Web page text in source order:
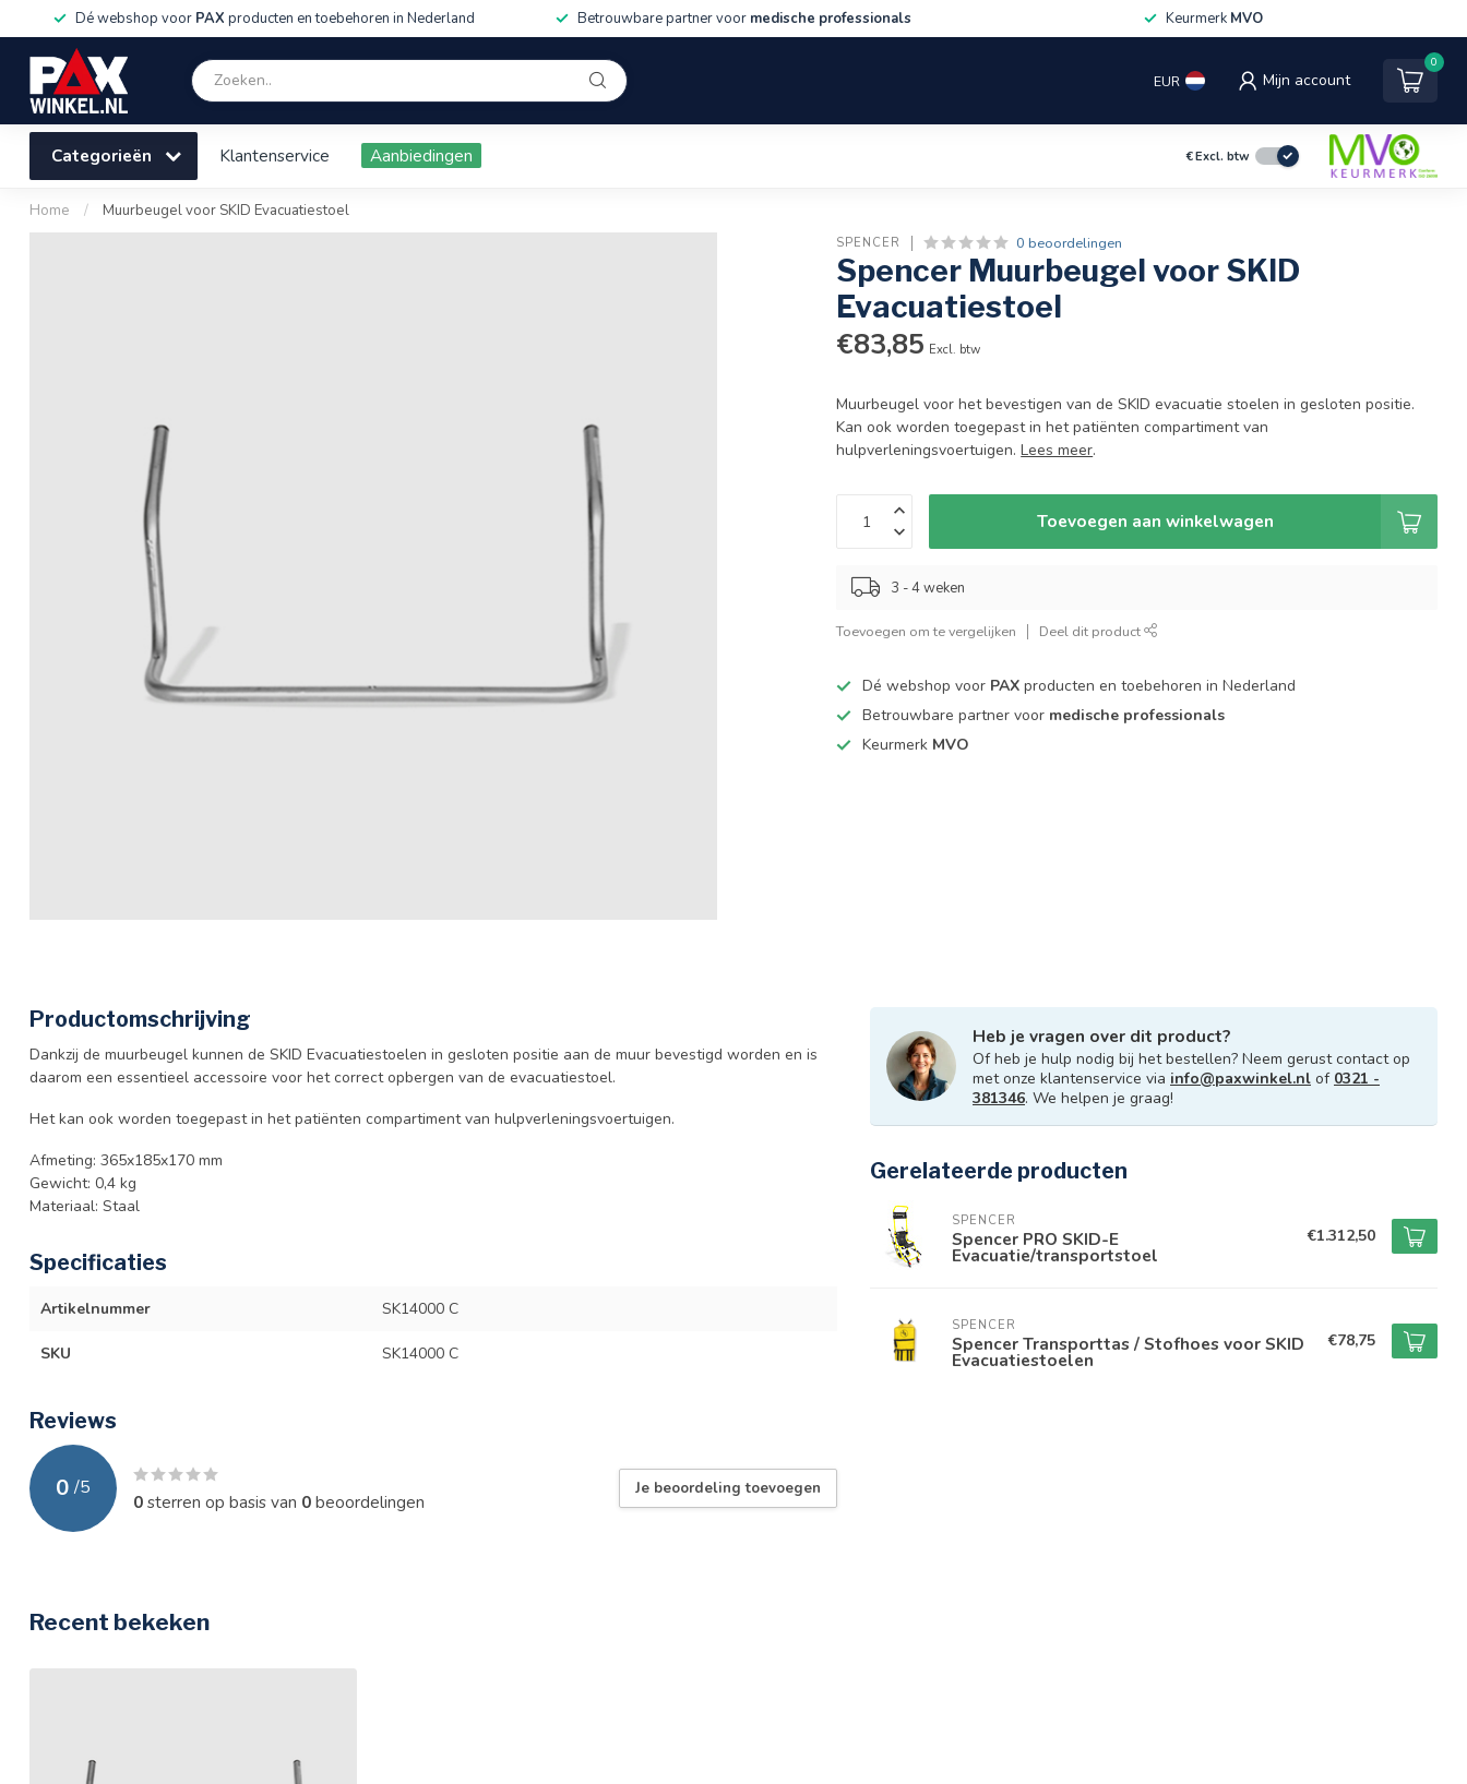
Dé webshop voor PAX producten en toebehoren in Nederland Betrouwbare partner voor medische professionals Keurmerk MVO
EUR Mijn account
0
Categorieën Klantenservice Aanbiedingen €Excl. btw
Home / Muurbeugel voor SKID Evacuatiestoel
SPENCER 0 beoordelingen
Spencer Muurbeugel voor SKID
Evacuatiestoel
€83,85 Excl. btw
Muurbeugel voor het bevestigen van de SKID evacuatie stoelen in gesloten positie.
Kan ook worden toegepast in het patiënten compartiment van
hulpverleningsvoertuigen.Lees meer.
Toevoegen aan winkelwagen
3 - 4 weken
Toevoegen om te vergelijken Deel dit product
Dé webshop voor PAX producten en toebehoren in Nederland
Betrouwbare partner voor medische professionals
Keurmerk MVO
Productomschrijving
Dankzij de muurbeugel kunnen de SKID Evacuatiestoelen in gesloten positie aan de muur bevestigd worden en is
daarom een essentieel accessoire voor het correct opbergen van de evacuatiestoel.
Het kan ook worden toegepast in het patiënten compartiment van hulpverleningsvoertuigen.
Afmeting: 365x185x170 mm
Gewicht: 0,4 kg
Materiaal: Staal
Specificaties
Artikelnummer SK14000 C
SKU SK14000 C
Reviews
0 /5
0sterren op basis van 0beoordelingen
Je beoordeling toevoegen
Heb je vragen over dit product?
Of heb je hulp nodig bij het bestellen? Neem gerust contact op
met onze klantenservice via info@paxwinkel.nl of 0321 -
381346. We helpen je graag!
Gerelateerde producten
SPENCER
Spencer PRO SKID-E
Evacuatie/transportstoel
€1.312,50
SPENCER
Spencer Transporttas / Stofhoes voor SKID
Evacuatiestoelen
€78,75
Recent bekeken